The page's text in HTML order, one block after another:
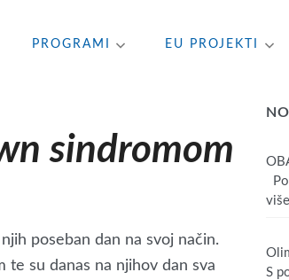
PROGRAMI EU PROJEKTI
sindromom
poseban dan na svoj način.
su danas na njihov dan sva
S